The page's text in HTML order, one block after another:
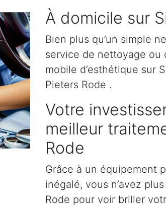
À domicile sur
Bien plus qu’un simple
service de nettoyage
mobile d’esthétique sur
Pieters Rode .
Votre
meilleur
Rode
Grâce à un équipement
inégalé, vous n’avez
Rode pour voir briller